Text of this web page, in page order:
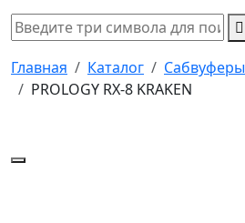
Главная Каталог
Сабвуферы
PROLOGY RX-8 KRAKEN